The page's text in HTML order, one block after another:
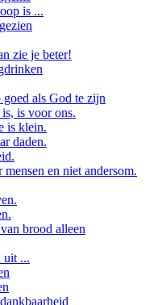
is ...
zie je beter!
als God te zijn
is voor ons.
is klein.
daden.
en niet andersom.
brood alleen
uit ...